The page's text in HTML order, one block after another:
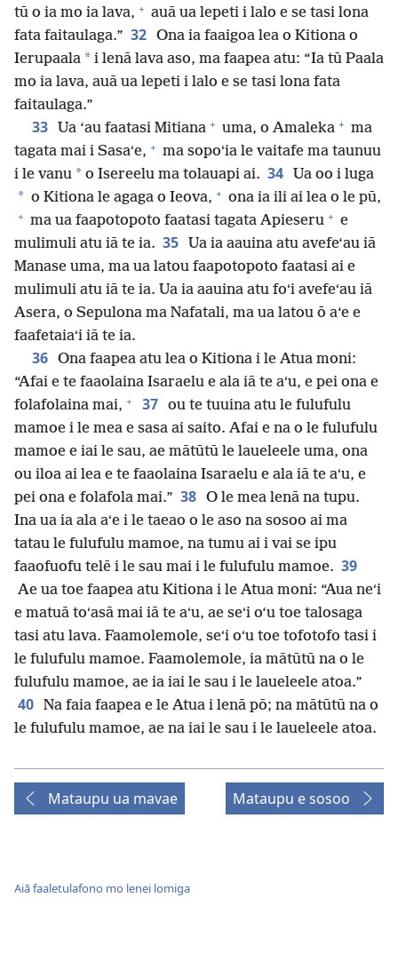
tū o ia mo ia lava, + auā ua lepeti i lalo e se tasi lona
fata faitaulaga.” 32 Ona ia faaigoa lea o Kitiona o
Ierupaala * i lenā lava aso, ma faapea atu: “Ia tū Paala
mo ia lava, auā ua lepeti i lalo e se tasi lona fata
faitaulaga.”
33 Ua ‘au faatasi Mitiana + uma, o Amaleka + ma
tagata mai i Sasaʻe, + ma sopoʻia le vaitafe ma taunuu
i le vanu * o Isereelu ma tolauapi ai. 34 Ua oo i luga
* o Kitiona le agaga o Ieova, + ona ia ili ai lea o le pū,
+ ma ua faapotopoto faatasi tagata Apieseru + e
mulimuli atu iā te ia. 35
Ua ia aauina atu avefe‘au iā
Manase uma, ma ua latou faapotopoto faatasi ai e
mulimuli atu iā te ia. Ua ia aauina atu foʻi avefeʻau iā
Asera, o Sepulona ma Nafatali, ma ua latou ō a‘e e
faafetaiaʻi iā te ia.
36 Ona faapea atu lea o Kitiona i le Atua moni:
“Afai e te faaolaina Isaraelu e ala iā te aʻu, e pei ona e
folafolaina mai, + 37 ou te tuuina atu le fulufulu
mamoe i le mea e sasa ai saito. Afai e na o le fulufulu
mamoe e iai le sau, ae mātūtū le laueleele uma, ona
ou iloa ai lea e te faaolaina Isaraelu e ala iā te aʻu, e
pei ona e folafola mai.” 38 O le mea lenā na tupu.
Ina ua ia ala aʻe i le taeao o le aso na sosoo ai ma
tatau le fulufulu mamoe, na tumu ai i vai se ipu
faaofuofu telē i le sau mai i le fulufulu mamoe. 39
Ae ua toe faapea atu Kitiona i le Atua moni: “Aua neʻi
e matuā toʻasā mai iā te aʻu, ae seʻi o‘u toe talosaga
tasi atu lava. Faamolemole, seʻi oʻu toe tofotofo tasi i
le fulufulu mamoe. Faamolemole, ia mātūtū na o le
fulufulu mamoe, ae ia iai le sau i le laueleele atoa.”
40 Na faia faapea e le Atua i lenā pō; na mātūtū na o
le fulufulu mamoe, ae na iai le sau i le laueleele atoa.
Mataupu ua mavae Mataupu e sosoo
Aiā faaletulafono mo lenei lomiga